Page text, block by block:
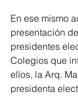
En ese mismo
presentación
presidentes
Colegios que
ellos, la Arq.
presidenta